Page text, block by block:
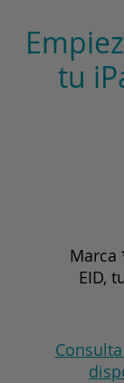
tu
Marca
EID,